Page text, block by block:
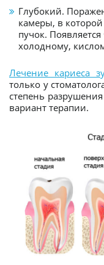
Глубокий.
камеры, в
пучок.
холодному,
Лечение кариеса
только у
степень
вариант терапии.